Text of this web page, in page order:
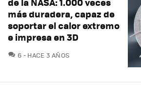
más duradera, capaz de
soportar el calor extremo
e impresa en 3D
6 COMENTARIOS
HACE 3 AÑOS